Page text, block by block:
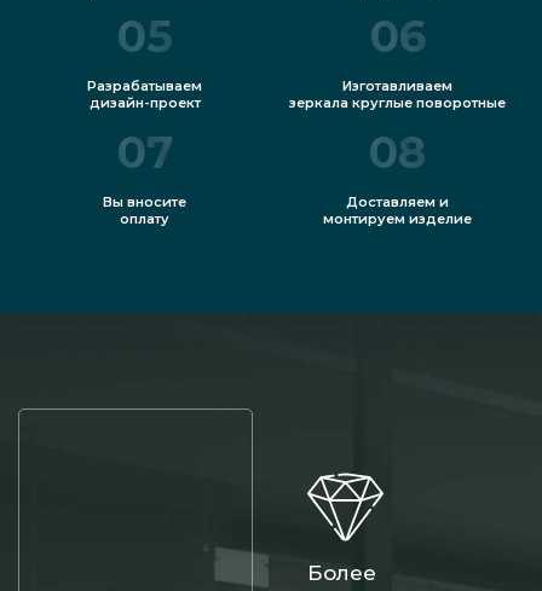
05
Разрабатываем
дизайн-проект
06
Изготавливаем
зеркала круглые поворотные
07
Вы вносите
оплату
08
Доставляем и
монтируем изделие
Более